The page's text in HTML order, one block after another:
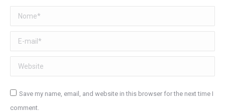
Nome *
E-mail *
Website
Save my name, email, and website in this browser for the next time I
comment.